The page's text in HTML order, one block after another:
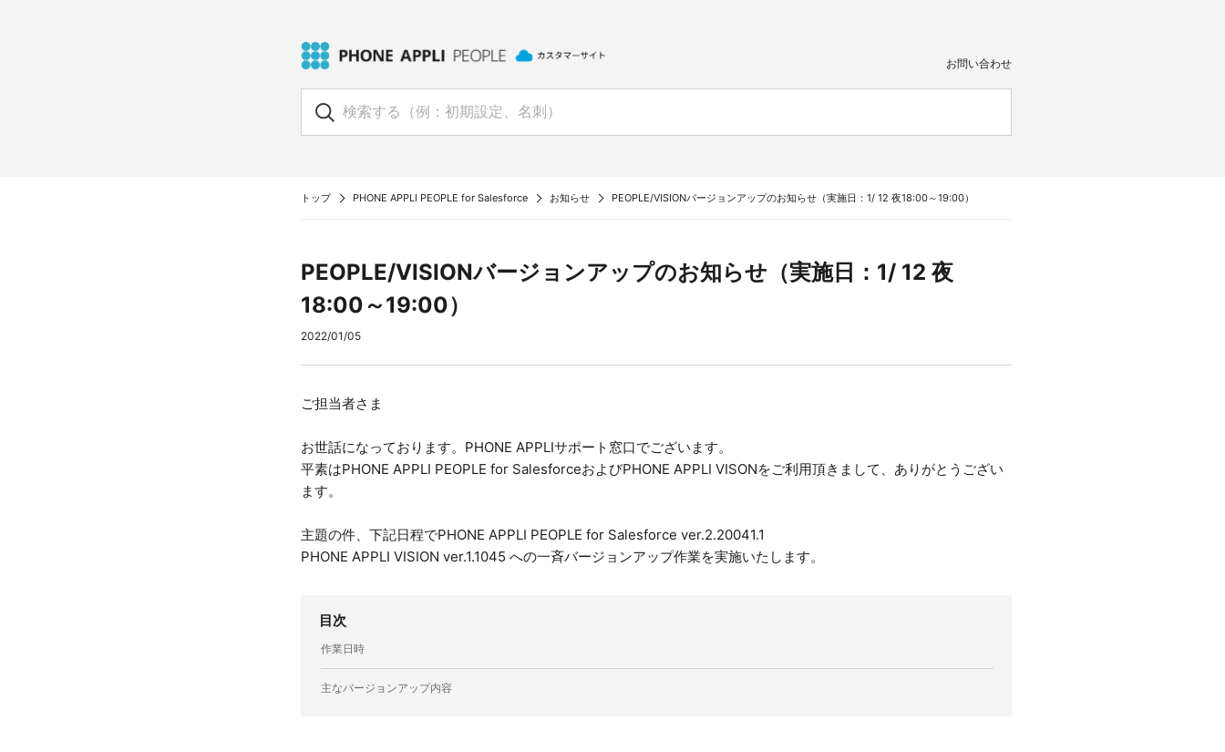
お問い合わせ
トップ PHONE APPLI PEOPLE for Salesforce お知らせ PEOPLE/VISIONバージョンアップのお知らせ（実施日：1/ 12 夜18:00～19:00）
PEOPLE/VISIONバージョンアップのお知らせ（実施日：1/ 12 夜
18:00～19:00）
2022/01/05
ご担当者さま
お世話になっております。PHONE APPLIサポート窓口でございます。
平素はPHONE APPLI PEOPLE for SalesforceおよびPHONE APPLI VISONをご利用頂きまして、ありがとうござい
ます。
主題の件、下記日程でPHONE APPLI PEOPLE for Salesforce ver.2.20041.1
PHONE APPLI VISION ver.1.1045 への一斉バージョンアップ作業を実施いたします。
目次
作業日時
主なバージョンアップ内容